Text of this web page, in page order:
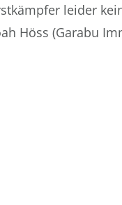
leider
Höss (Garabu